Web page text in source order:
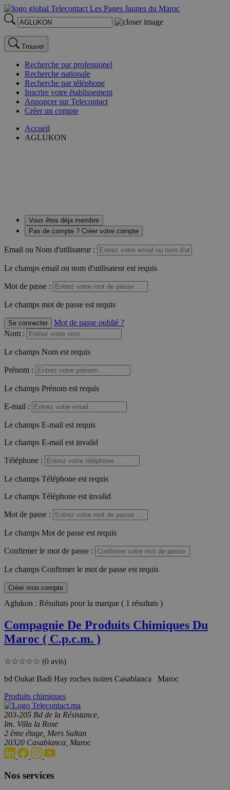
Trouver
Recherche par professionel
Recherche nationale
Recherche par téléphone
Inscrire votre établissement
Annoncer sur Telecontact
Créer un compte
Accueil
AGLUKON
Vous êtes déja membre
Pas de compte ? Créer votre compte
Email ou Nom d'utilisateur :
Le champs email ou nom d'utilisateur est requis
Mot de passe :
Le champs mot de passe est requis
Se connecter
Mot de passe oublié ?
Nom :
Le champs Nom est requis
Prénom :
Le champs Prénom est requis
E-mail :
Le champs E-mail est requis
Le champs E-mail est invalid
Téléphone :
Le champs Téléphone est requis
Le champs Téléphone est invalid
Mot de passe :
Le champs Mot de passe est requis
Confirmer le mot de passe :
Le champs Confirmer le mot de passe est requis
Créer mon compte
Aglukon : Résultats pour la marque ( 1 résultats )
Compagnie De Produits Chimiques Du
Maroc ( C.p.c.m. )
☆☆☆☆☆ (0 avis)
bd Oukat Badi Hay roches noires Casablanca Maroc
Produits chimiques
203-205 Bd de la Résistance,
Im. Villa la Rose
2 ème étage, Mers Sultan
20320 Casablanca, Maroc
Nos services